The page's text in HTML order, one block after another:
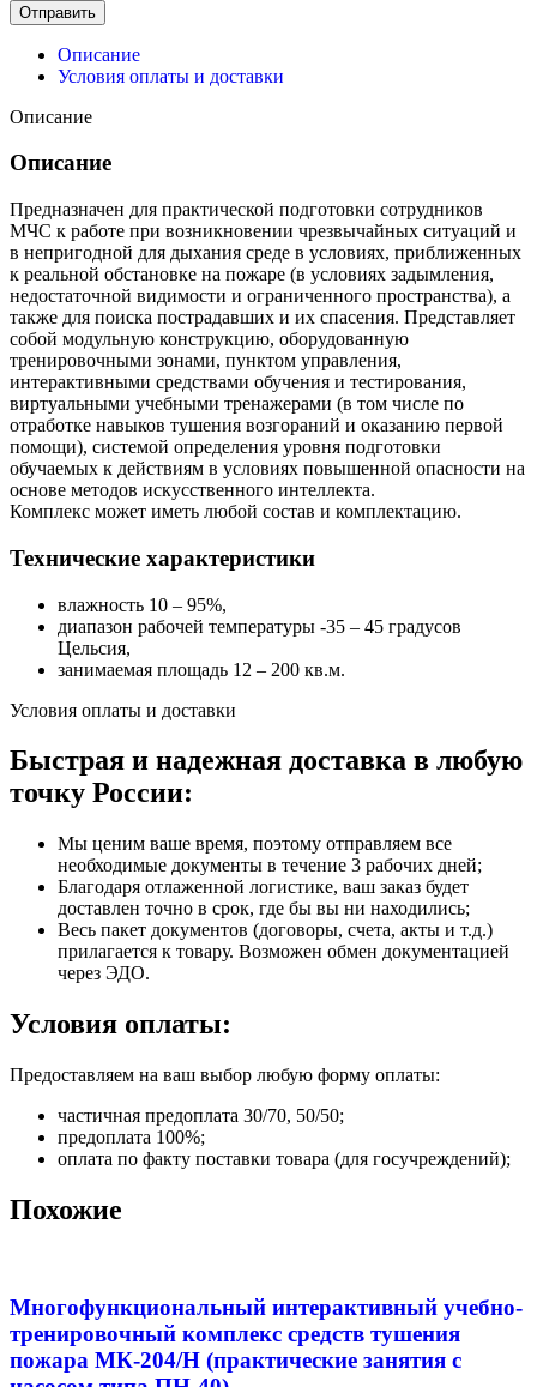
Отправить
Описание
Условия оплаты и доставки
Описание
Описание
Предназначен для практической подготовки сотрудников
МЧС к работе при возникновении чрезвычайных ситуаций и
в непригодной для дыхания среде в условиях, приближенных
к реальной обстановке на пожаре (в условиях задымления,
недостаточной видимости и ограниченного пространства), а
также для поиска пострадавших и их спасения. Представляет
собой модульную конструкцию, оборудованную
тренировочными зонами, пунктом управления,
интерактивными средствами обучения и тестирования,
виртуальными учебными тренажерами (в том числе по
отработке навыков тушения возгораний и оказанию первой
помощи), системой определения уровня подготовки
обучаемых к действиям в условиях повышенной опасности на
основе методов искусственного интеллекта.
Комплекс может иметь любой состав и комплектацию.
Технические характеристики
влажность 10 – 95%,
диапазон рабочей температуры -35 – 45 градусов
Цельсия,
занимаемая площадь 12 – 200 кв.м.
Условия оплаты и доставки
Быстрая и надежная доставка в любую
точку России:
Мы ценим ваше время, поэтому отправляем все
необходимые документы в течение 3 рабочих дней;
Благодаря отлаженной логистике, ваш заказ будет
доставлен точно в срок, где бы вы ни находились;
Весь пакет документов (договоры, счета, акты и т.д.)
прилагается к товару. Возможен обмен документацией
через ЭДО.
Условия оплаты:
Предоставляем на ваш выбор любую форму оплаты:
частичная предоплата 30/70, 50/50;
предоплата 100%;
оплата по факту поставки товара (для госучреждений);
Похожие
Многофункциональный интерактивный учебно-
тренировочный комплекс средств тушения
пожара МК-204/Н (практические занятия с